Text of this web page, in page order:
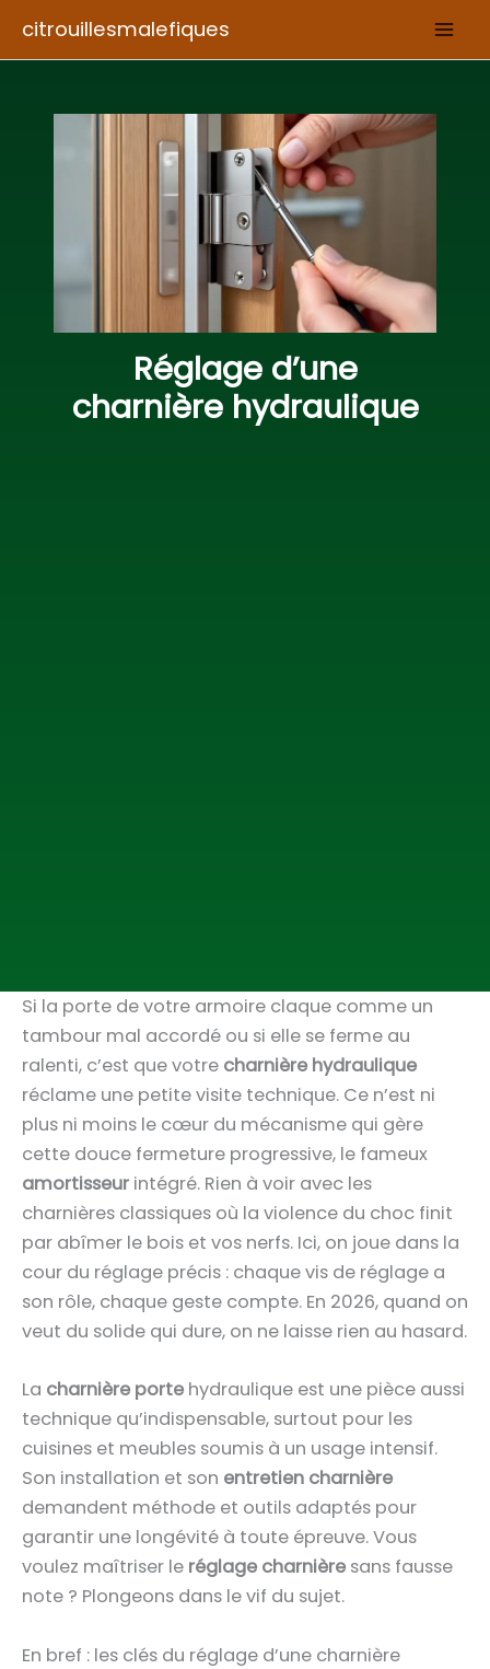
citrouillesmalefiques
Réglage d’une
charnière hydraulique
Si la porte de votre armoire claque comme un
tambour mal accordé ou si elle se ferme au
ralenti, c’est que votre charnière hydraulique
réclame une petite visite technique. Ce n’est ni
plus ni moins le cœur du mécanisme qui gère
cette douce fermeture progressive, le fameux
amortisseur intégré. Rien à voir avec les
charnières classiques où la violence du choc finit
par abîmer le bois et vos nerfs. Ici, on joue dans la
cour du réglage précis : chaque vis de réglage a
son rôle, chaque geste compte. En 2026, quand on
veut du solide qui dure, on ne laisse rien au hasard.
La charnière porte hydraulique est une pièce aussi
technique qu’indispensable, surtout pour les
cuisines et meubles soumis à un usage intensif.
Son installation et son entretien charnière
demandent méthode et outils adaptés pour
garantir une longévité à toute épreuve. Vous
voulez maîtriser le réglage charnière sans fausse
note ? Plongeons dans le vif du sujet.
En bref : les clés du réglage d’une charnière